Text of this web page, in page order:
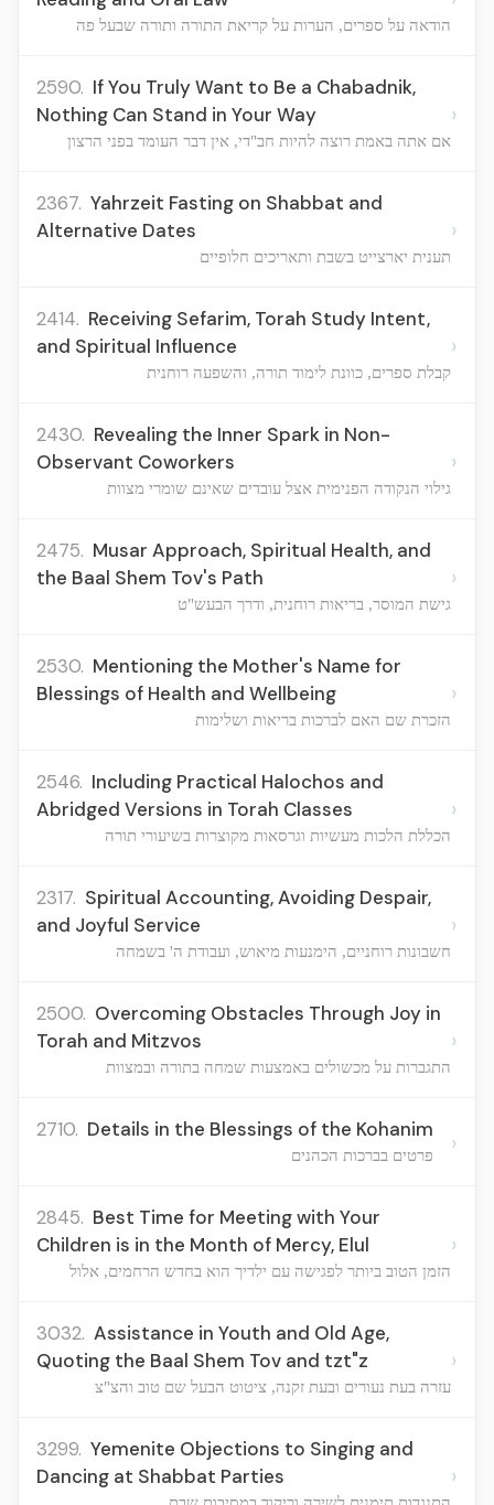
הודאה על ספרים, הערות על קריאת התורה ותורה שבעל פה
2590. If You Truly Want to Be a Chabadnik,
Nothing Can Stand in Your Way
אם אתה באמת רוצה להיות חב"די, אין דבר העומד בפני הרצון
›
2367. Yahrzeit Fasting on Shabbat and
Alternative Dates
תענית יארצייט בשבת ותאריכים חלופיים
›
2414. Receiving Sefarim, Torah Study Intent,
and Spiritual Influence
קבלת ספרים, כוונת לימוד תורה, והשפעה רוחנית
›
2430. Revealing the Inner Spark in Non-
Observant Coworkers
גילוי הנקודה הפנימית אצל עובדים שאינם שומרי מצוות
›
2475. Musar Approach, Spiritual Health, and
the Baal Shem Tov's Path
גישת המוסר, בריאות רוחנית, ודרך הבעש"ט
›
2530. Mentioning the Mother's Name for
Blessings of Health and Wellbeing
הזכרת שם האם לברכות בריאות ושלימות
›
2546. Including Practical Halochos and
Abridged Versions in Torah Classes
הכללת הלכות מעשיות וגרסאות מקוצרות בשיעורי תורה
›
2317. Spiritual Accounting, Avoiding Despair,
and Joyful Service
חשבונות רוחניים, הימנעות מיאוש, ועבודת ה' בשמחה
›
2500. Overcoming Obstacles Through Joy in
Torah and Mitzvos
התגברות על מכשולים באמצעות שמחה בתורה ובמצוות
›
2710. Details in the Blessings of the Kohanim
פרטים בברכות הכהנים ›
2845. Best Time for Meeting with Your
Children is in the Month of Mercy, Elul
הזמן הטוב ביותר לפגישה עם ילדיך הוא בחדש הרחמים, אלול
›
3032. Assistance in Youth and Old Age,
Quoting the Baal Shem Tov and tzt"z
עזרה בעת נעורים ובעת זקנה, ציטוט הבעל שם טוב והצ"צ
›
3299. Yemenite Objections to Singing and
Dancing at Shabbat Parties
›